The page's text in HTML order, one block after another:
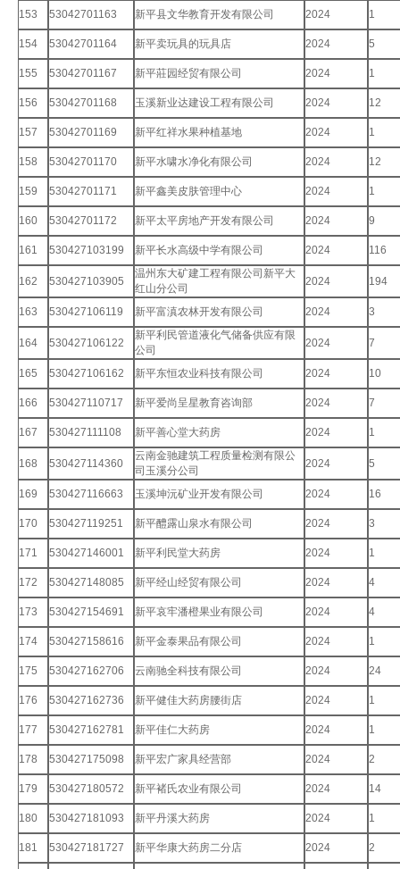
153 53042701163 新平县文华教育开发有限公司 2024 1
154 53042701164 新平卖玩具的玩具店 2024 5
155 53042701167 新平莊园经贸有限公司 2024 1
156 53042701168 玉溪新业达建设工程有限公司 2024 12
157 53042701169 新平红祥水果种植基地 2024 1
158 53042701170 新平水啸水净化有限公司 2024 12
159 53042701171 新平鑫美皮肤管理中心 2024 1
160 53042701172 新平太平房地产开发有限公司 2024 9
161 530427103199 新平长水高级中学有限公司 2024 116
162 530427103905
温州东大矿建工程有限公司新平大
红山分公司
2024 194
163 530427106119 新平富滇农林开发有限公司 2024 3
164 530427106122
新平利民管道液化气储备供应有限
公司
2024 7
165 530427106162 新平东恒农业科技有限公司 2024 10
166 530427110717 新平爱尚呈星教育咨询部 2024 7
167 530427111108 新平善心堂大药房 2024 1
168 530427114360
云南金驰建筑工程质量检测有限公
司玉溪分公司
2024 5
169 530427116663 玉溪坤沅矿业开发有限公司 2024 16
170 530427119251 新平醴露山泉水有限公司 2024 3
171 530427146001 新平利民堂大药房 2024 1
172 530427148085 新平经山经贸有限公司 2024 4
173 530427154691 新平哀牢潘橙果业有限公司 2024 4
174 530427158616 新平金泰果品有限公司 2024 1
175 530427162706 云南驰全科技有限公司 2024 24
176 530427162736 新平健佳大药房腰街店 2024 1
177 530427162781 新平佳仁大药房 2024 1
178 530427175098 新平宏广家具经营部 2024 2
179 530427180572 新平褚氏农业有限公司 2024 14
180 530427181093 新平丹溪大药房 2024 1
181 530427181727 新平华康大药房二分店 2024 2